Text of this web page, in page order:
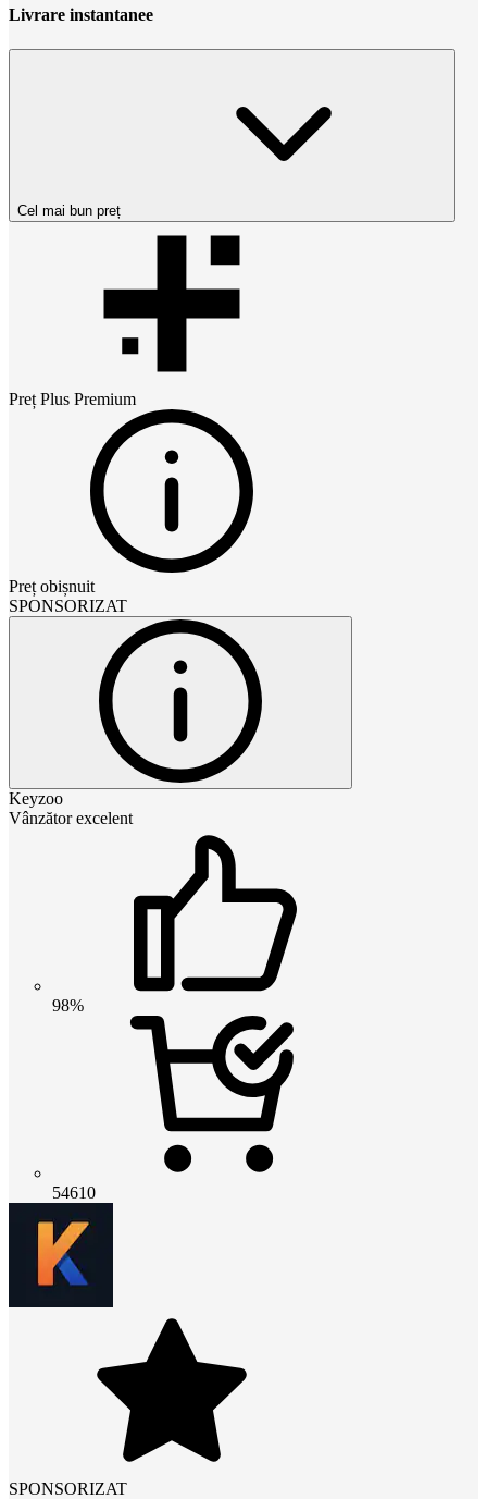
Livrare instantanee
Cel mai bun preț
Preț Plus Premium
Preț obișnuit
SPONSORIZAT
Keyzoo
Vânzător excelent
98%
54610
SPONSORIZAT